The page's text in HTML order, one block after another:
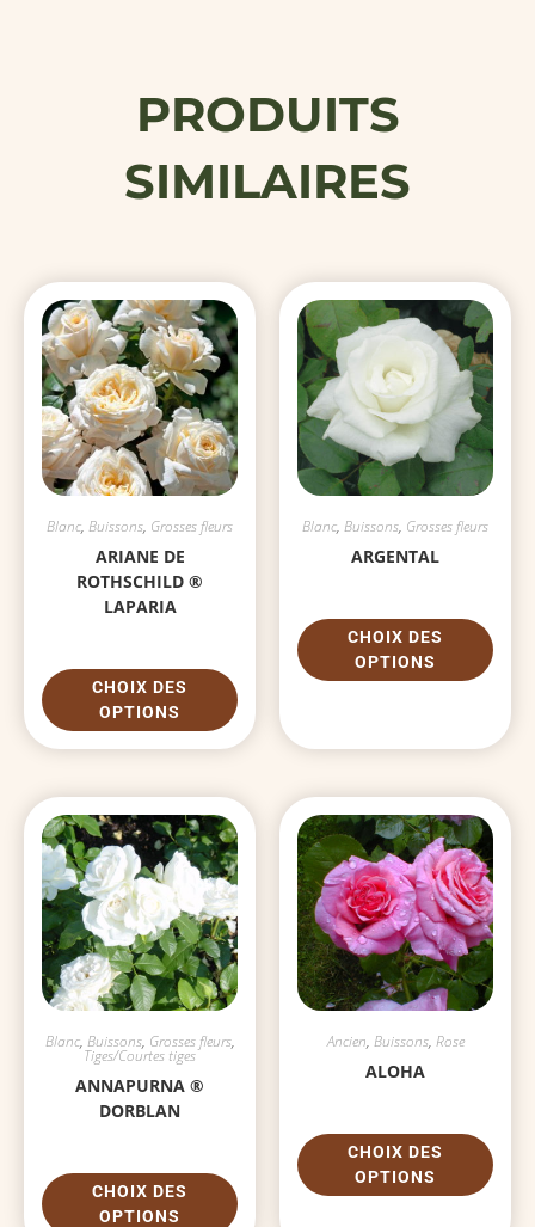
PRODUITS
SIMILAIRES
Blanc, Buissons, Grosses fleurs
ARIANE DE
ROTHSCHILD ®
LAPARIA
CHOIX DES
OPTIONS
Blanc, Buissons, Grosses fleurs
ARGENTAL
CHOIX DES
OPTIONS
Blanc, Buissons, Grosses fleurs,
Tiges/Courtes tiges
ANNAPURNA ®
DORBLAN
CHOIX DES
OPTIONS
Ancien, Buissons, Rose
ALOHA
CHOIX DES
OPTIONS